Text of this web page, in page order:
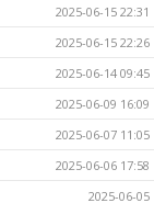
2025-06-15 22:31
2025-06-15 22:26
2025-06-14 09:45
2025-06-09 16:09
2025-06-07 11:05
2025-06-06 17:58
2025-06-05